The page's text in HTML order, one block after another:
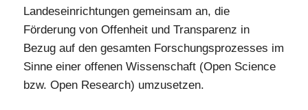
Landeseinrichtungen gemeinsam an, die
Förderung von Offenheit und Transparenz in
Bezug auf den gesamten Forschungsprozesses im
Sinne einer offenen Wissenschaft (Open Science
bzw. Open Research) umzusetzen.